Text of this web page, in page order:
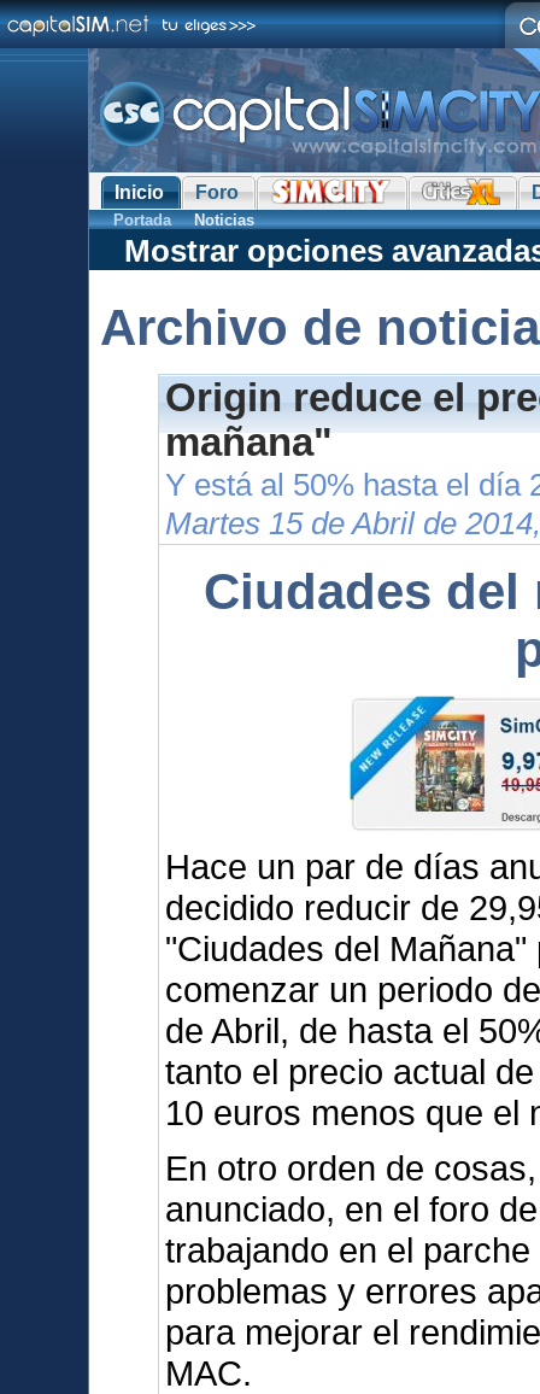
Inicio Foro
Portada Noticias
Mostrar opciones
Archivo de
Origin reduce el
mañana"
Y está al 50% hasta el día
Martes 15 de Abril de
Ciudades del
Hace un par de días
decidido reducir de
"Ciudades del
comenzar un periodo
de Abril, de hasta el
tanto el precio actual
10 euros menos que el
En otro orden de
anunciado, en el foro
trabajando en el
problemas y errores
para mejorar el
MAC.